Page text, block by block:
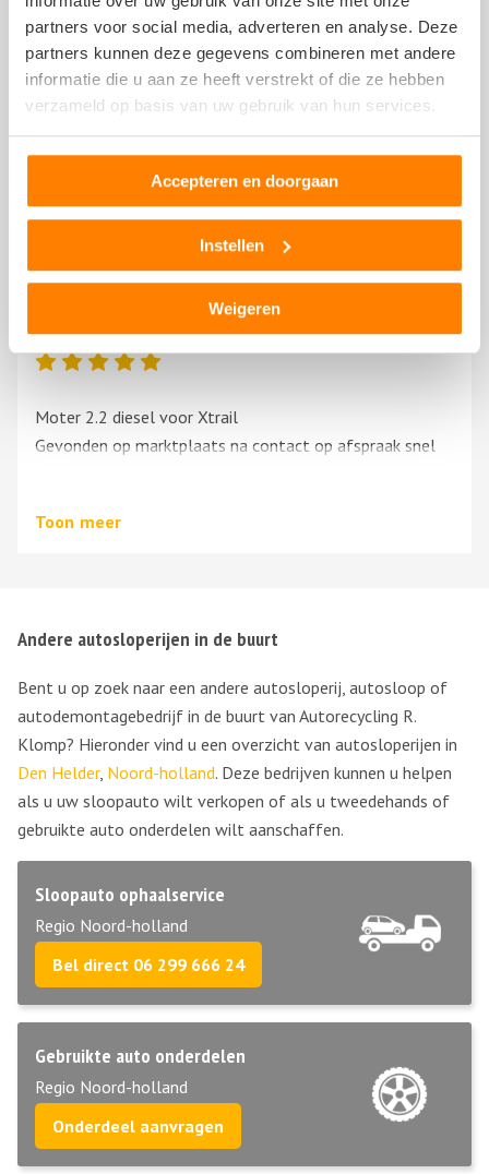
partners voor social media, adverteren en analyse. Deze
partners kunnen deze gegevens combineren met andere
informatie die u aan ze heeft verstrekt of die ze hebben
verzameld op basis van uw gebruik van hun services.
Accepteren en doorgaan
Instellen
Weigeren
Nissan 100nx LL RX 14
Tevreden klant
Snelle levering en scherp geprijsd
Moter 2.2 diesel voor Xtrail
Gevonden op marktplaats na contact op afspraak snel
prijs.
Tevreden klant Leo uit Hoogeveen
Toon meer
Andere autosloperijen in de buurt
Bent u op zoek naar een andere autosloperij, autosloop of
autodemontagebedrijf in de buurt van Autorecycling R.
Klomp? Hieronder vind u een overzicht van autosloperijen in
Den Helder, Noord-holland. Deze bedrijven kunnen u helpen
als u uw sloopauto wilt verkopen of als u tweedehands of
gebruikte auto onderdelen wilt aanschaffen.
Sloopauto ophaalservice
Regio Noord-holland
Bel direct 06 299 666 24
Gebruikte auto onderdelen
Regio Noord-holland
Onderdeel aanvragen